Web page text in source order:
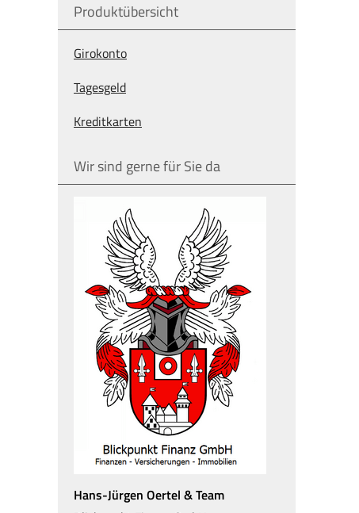
Produktübersicht
Giro­konto
Tages­geld
Kredit­karten
Wir sind gerne für Sie da
Hans-Jürgen Oertel & Team